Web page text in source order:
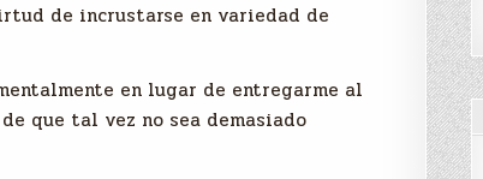
de incrustarse en variedad de
en lugar de entregarme al
que tal vez no sea demasiado